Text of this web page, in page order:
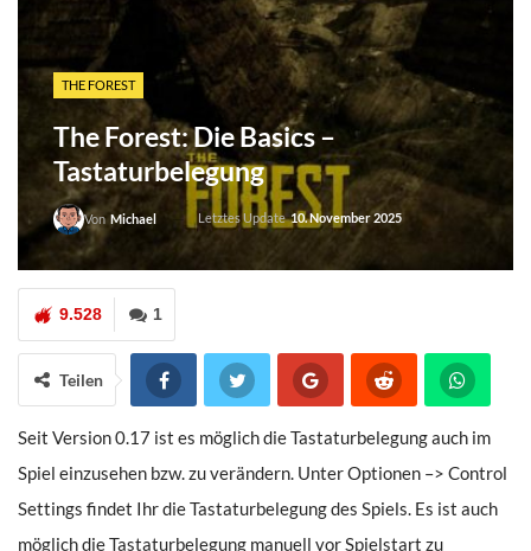
THE FOREST
The Forest: Die Basics –
Tastaturbelegung
Von Michael Letztes Update10. November 2025
1
9.528
Teilen
Seit Version 0.17 ist es möglich die Tastaturbelegung auch im
Spiel einzusehen bzw. zu verändern. Unter Optionen –> Control
Settings findet Ihr die Tastaturbelegung des Spiels. Es ist auch
möglich die Tastaturbelegung manuell vor Spielstart zu